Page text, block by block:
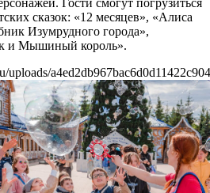
Гости смогут погрузиться
сказок: «12 месяцев», «Алиса
Изумрудного города»,
и Мышиный король».
uploads/